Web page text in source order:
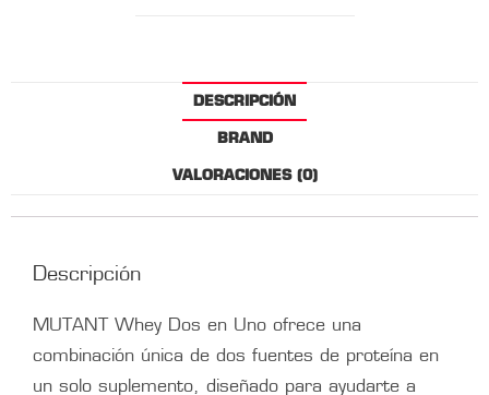
DESCRIPCIÓN
BRAND
VALORACIONES (0)
Descripción
MUTANT Whey Dos en Uno ofrece una
combinación única de dos fuentes de proteína en
un solo suplemento, diseñado para ayudarte a